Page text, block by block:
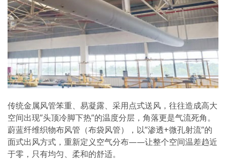
传统金属风管笨重、易凝露、采用点式送风，往往造成高大
空间出现”头顶冷脚下热”的温度分层，角落更是气流死角。
蔚蓝纤维织物布风管（布袋风管），以”渗透+微孔射流”的
面式出风方式，重新定义空气分布——让整个空间温差趋近
于零，只有均匀、柔和的舒适。